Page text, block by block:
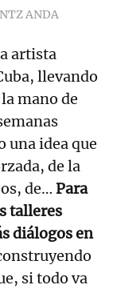
ANDA
artista
llevando
mano de
una idea que
de la
de… Para
talleres
diálogos en
si todo va